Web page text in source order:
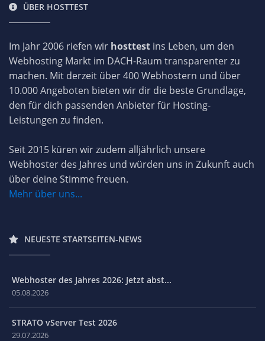
ÜBER HOSTTEST
Im Jahr 2006 riefen wir hosttest ins Leben, um den
Webhosting Markt im DACH-Raum transparenter zu
machen. Mit derzeit über 400 Webhostern und über
10.000 Angeboten bieten wir dir die beste Grundlage,
den für dich passenden Anbieter für Hosting-
Leistungen zu finden.
Seit 2015 küren wir zudem alljährlich unsere
Webhoster des Jahres und würden uns in Zukunft auch
über deine Stimme freuen.
Mehr über uns...
NEUESTE STARTSEITEN-NEWS
Webhoster des Jahres 2026: Jetzt abst...
05.08.2026
STRATO vServer Test 2026
29.07.2026